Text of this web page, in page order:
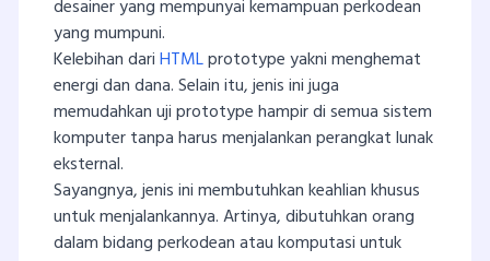
desainer yang mempunyai kemampuan perkodean
yang mumpuni.
Kelebihan dariHTMLprototype yakni menghemat
energi dan dana. Selain itu, jenis ini juga
memudahkan uji prototype hampir di semua sistem
komputer tanpa harus menjalankan perangkat lunak
eksternal.
Sayangnya, jenis ini membutuhkan keahlian khusus
untuk menjalankannya. Artinya, dibutuhkan orang
dalam bidang perkodean atau komputasi untuk